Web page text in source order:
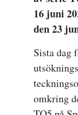
16 juni
den23
Sista dag
omkring